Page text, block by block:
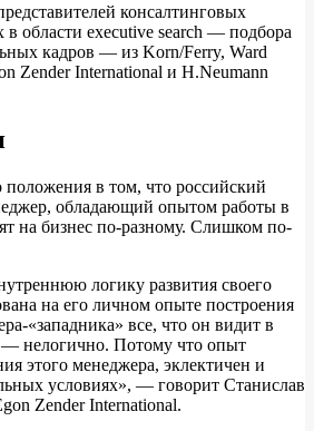
консалтинговых
области executive search — подбора
кадров — из Korn/Ferry, Ward
Zender International и H.Neumann
положения в том, что российский
обладающий опытом работы в
на бизнес по-разному. Слишком по-
логику развития своего
на его личном опыте построения
«западника» все, что он видит в
нелогично. Потому что опыт
этого менеджера, эклектичен и
условиях», — говорит Станислав
Zender International.